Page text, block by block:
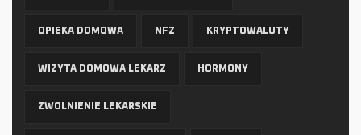
OPIEKA DOMOWA NFZ KRYPTOWALUTY
WIZYTA DOMOWA LEKARZ HORMONY
ZWOLNIENIE LEKARSKIE